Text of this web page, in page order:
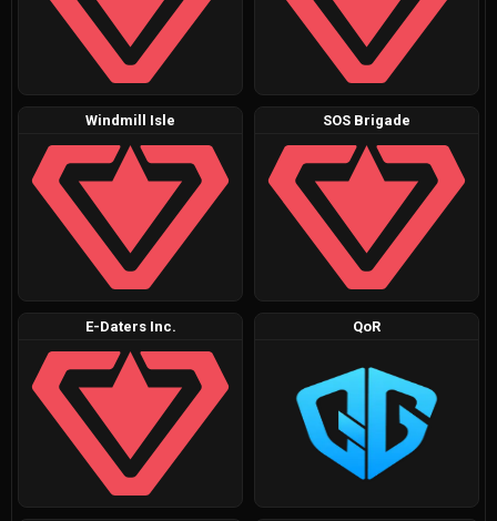
Windmill Isle SOS Brigade
E-Daters Inc. QoR